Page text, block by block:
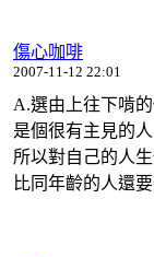
傷心咖啡
2007-11-12 22:01
A.選由上往下啃
是個很有主見的
所以對自己的人
比同年齡的人還要